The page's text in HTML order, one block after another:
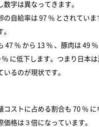
数字は異なってきます。
の自給率は 97 % とされていま
47 % から 13 % 、豚肉は 49
% に低下します。つまり日本
いるのが現状です。
コストに占める割合も 70 % に
価格は３倍になっています。